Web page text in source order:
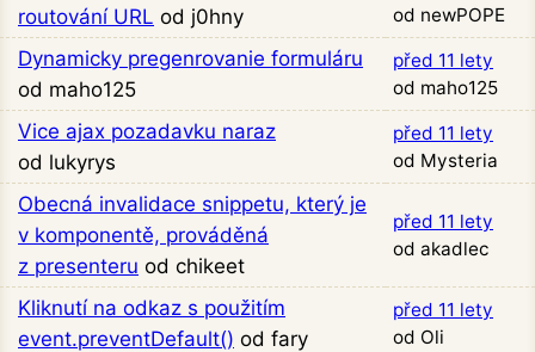
routování URL od j0hny
od newPOPE
Dynamicky pregenrovanie formuláru
od maho125
před 11 lety
od maho125
Vice ajax pozadavku naraz
od lukyrys
před 11 lety
od Mysteria
Obecná invalidace snippetu, který je
v komponentě, prováděná
z presenteru od chikeet
před 11 lety
od akadlec
Kliknutí na odkaz s použitím
event.preventDefault() od fary
před 11 lety
od Oli